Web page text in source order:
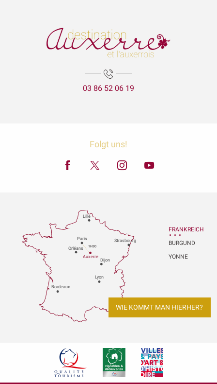
03 86 52 06 19
Folgt uns!
Paris
Dijon
Orléans
Bordeaux
Lyon
Auxerre
Strasbourg
Lille
1H30
FRANKREICH
BURGUND
YONNE
WIE KOMMT MAN HIERHER?